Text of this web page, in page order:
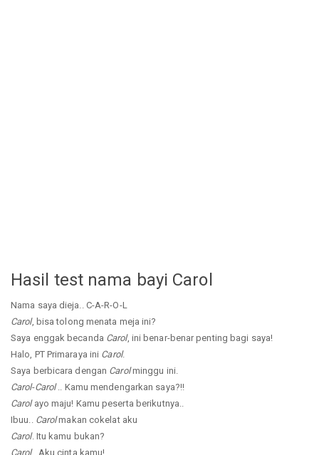
Hasil test nama bayi Carol
Nama saya dieja.. C-A-R-O-L
Carol, bisa tolong menata meja ini?
Saya enggak becanda Carol, ini benar-benar penting bagi saya!
Halo, PT Primaraya ini Carol.
Saya berbicara dengan Carolminggu ini.
Carol-Carol.. Kamu mendengarkan saya?!!
Carolayo maju! Kamu peserta berikutnya..
Ibuu.. Carolmakan cokelat aku
Carol. Itu kamu bukan?
Carol.. Aku cinta kamu!